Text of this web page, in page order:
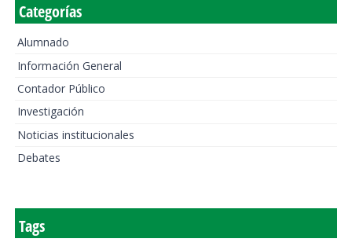
Categorías
Alumnado
Información General
Contador Público
Investigación
Noticias institucionales
Debates
Tags